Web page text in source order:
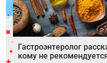
Гастроэнтеролог
кому не